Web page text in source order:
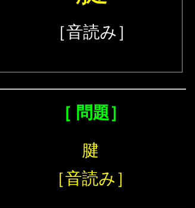
［音読み］
［ 問題］
腱
［音読み］